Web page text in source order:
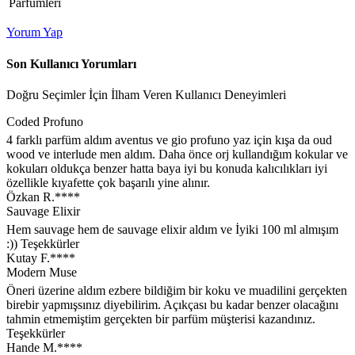
Parfümleri
Yorum Yap
Son Kullanıcı Yorumları
Doğru Seçimler İçin İlham Veren Kullanıcı Deneyimleri
Coded Profuno
4 farklı parfüm aldım aventus ve gio profuno yaz için kışa da oud
wood ve interlude men aldım. Daha önce orj kullandığım kokular ve
kokuları oldukça benzer hatta baya iyi bu konuda kalıcılıkları iyi
özellikle kıyafette çok başarılı yine alınır.
Özkan R.****
Sauvage Elixir
Hem sauvage hem de sauvage elixir aldım ve İyiki 100 ml almışım
:)) Teşekkürler
Kutay F.****
Modern Muse
Öneri üzerine aldım ezbere bildiğim bir koku ve muadilini gerçekten
birebir yapmışsınız diyebilirim. Açıkçası bu kadar benzer olacağını
tahmin etmemiştim gerçekten bir parfüm müşterisi kazandınız.
Teşekkürler
Hande M.****